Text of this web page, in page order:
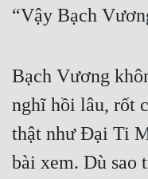
“Vậy Bạch
Bạch Vương
nghĩ hồi lâu, rốt
thật như Đại Ti
bài xem. Dù sao